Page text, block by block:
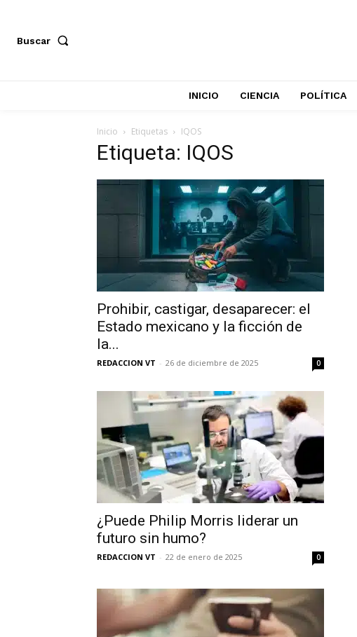
Buscar
INICIO CIENCIA POLÍTICA
Inicio Etiquetas IQOS
Etiqueta: IQOS
Prohibir, castigar, desaparecer: el
Estado mexicano y la ficción de
la...
REDACCION VT - 26 de diciembre de 2025 0
¿Puede Philip Morris liderar un
futuro sin humo?
REDACCION VT - 22 de enero de 2025 0